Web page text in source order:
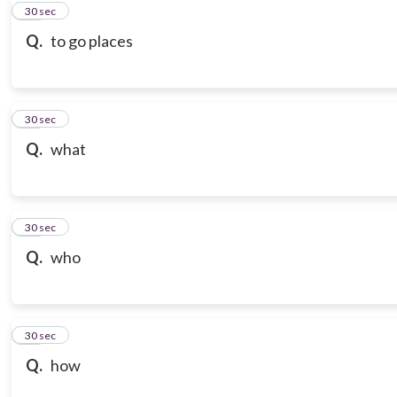
Q. to go places
10
30 sec
Q. what
11
30 sec
Q. who
12
30 sec
Q. how
13
30 sec